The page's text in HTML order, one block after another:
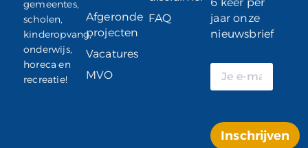
gemeentes,
scholen,
kinderopvang,
onderwijs,
horeca en
recreatie!
Afgeronde
projecten
Vacatures
MVO
FAQ
jaar onze
nieuwsbrief
Inschrijven